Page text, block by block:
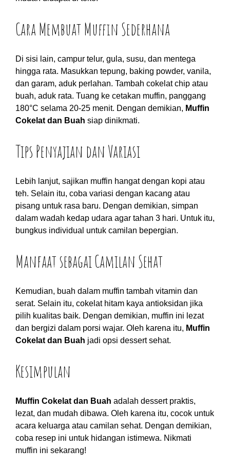
Cara Membuat Muffin Sederhana
Di sisi lain, campur telur, gula, susu, dan mentega
hingga rata. Masukkan tepung, baking powder, vanila,
dan garam, aduk perlahan. Tambah cokelat chip atau
buah, aduk rata. Tuang ke cetakan muffin, panggang
180°C selama 20-25 menit. Dengan demikian, Muffin
Cokelat dan Buah siap dinikmati.
Tips Penyajian dan Variasi
Lebih lanjut, sajikan muffin hangat dengan kopi atau
teh. Selain itu, coba variasi dengan kacang atau
pisang untuk rasa baru. Dengan demikian, simpan
dalam wadah kedap udara agar tahan 3 hari. Untuk itu,
bungkus individual untuk camilan bepergian.
Manfaat sebagai Camilan Sehat
Kemudian, buah dalam muffin tambah vitamin dan
serat. Selain itu, cokelat hitam kaya antioksidan jika
pilih kualitas baik. Dengan demikian, muffin ini lezat
dan bergizi dalam porsi wajar. Oleh karena itu, Muffin
Cokelat dan Buah jadi opsi dessert sehat.
Kesimpulan
Muffin Cokelat dan Buah adalah dessert praktis,
lezat, dan mudah dibawa. Oleh karena itu, cocok untuk
acara keluarga atau camilan sehat. Dengan demikian,
coba resep ini untuk hidangan istimewa. Nikmati
muffin ini sekarang!